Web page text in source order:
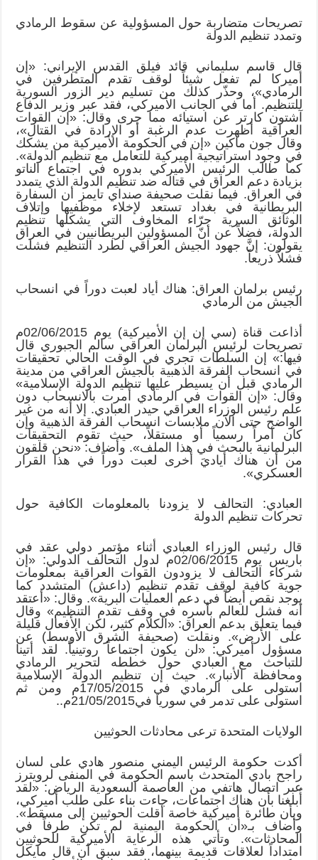
تصريحات متضاربة حول المسؤولية عن سقوط الرمادي
وتمدد تنظيم الدولة
قال قاسم سليماني قائد فيلق القدس الإيراني: «إن
أميركا لم تفعل شيئاً لوقف تقدم المتطرفين في
الرمادي»، وحذّر كذلك من تسليم دير الزور السورية
للتنظيم. أما في الجانب الأميركي، فقد عبر وزير الدفاع
آشتون كارتر عن استيائه مما جرى وقال: «إن القوات
العراقية أظهرت عدم الرغبة أو الإرادة في القتال»،
وقال جون ماكين «إن في الحكومة الأميركية من يشكك
في وجود استراتيجية أميركية للتعامل مع تنظيم الدولة».
كما طالب الرئيس الأميركي بدوره في اجتماع الناتو
بزيادة دعم العراق في قتاله ضد تنظيم الدولة الذي يتمدد
في العراق. فيما نقلت صحيفة صنداي تايمز أن السفارة
البريطانية في بغداد تستعد لإخلاء موظفيها وإتلاف
الوثائق السرية جرّاء المخاوف التي يشكلها تنظيم
الدولة، فضلاً عن أنّ المسؤولين البريطانيين في العراق
يقولون: إنَّ جهود الجيش العراقي لطرد التنظيم فشلت
فشلاً ذريعاً.
رئيس برلمان العراق: هناك أياد لعبت دوراً في انسحاب
الجيش من الرمادي
أذاعت قناة (سي إن إن الأميركية) يوم 02/06/2015م
تصريحات لرئيس البرلمان العراقي سالم الجبوري قال
فيها:» إن السلطات تجري في الوقت الحالي تحقيقات
في انسحاب الفرقة الذهبية بالجيش العراقي من مدينة
الرمادي قبل أن يسيطر عليها تنظيم الدولة الإسلامية»
وقال: «إن القوات في الرمادي أمرت بالانسحاب دون
علم رئيس الوزراء العراقي حيدر العبادي. إلا أنه من غير
الواضح حتى الآن ملابسات انسحاب الفرقة الذهبية وإن
كان أمراً رسمياً أو مستقلاً، حيث تقوم التحقيقات
البرلمانية بالبحث في هذا الملف». وأضاف: «نحن قلقون
من أن هناك أياديَ أخرى لعبت دوراً في هذا القرار
العسكري».
العبادي: التحالف لا يزودنا بالمعلومات الكافية حول
تحركات تنظيم الدولة
قال رئيس الوزراء العبادي أثناء مؤتمر دولي عقد في
باريس يوم 02/06/2015م لدول التحالف الدولي: «إن
شركاء التحالف لا يزودون القوات العراقية بمعلومات
جوية كافية لوقف تقدم تنظيم (داعش) المتشدد كما
يوجد نقص أيضاً في دعم العمليات البرية». وقال: «أعتقد
أنه فشل للعالم بأسره في وقف تقدم التنظيم» وقال
فيما يتعلق بدعم العراق: «الكلام كثير، لكن الأفعال قليلة
على الأرض». ونقلت (صحيفة الشرق الأوسط) عن
مسؤول أميركي: «لن يكون اجتماعاً روتينياً. لقد أتينا
للتباحث مع العبادي حول خططه لتحرير الرمادي
ومحافظة الأنبار». حيث إن تنظيم الدولة الإسلامية
استولى على الرمادي في 17/05/2015م ومن ثم
استولى على تدمر في سوريا في21/05/2015م..
الولايات المتحدة ترعى محادثات الحوثيين
أكدت حكومة الرئيس اليمني منصور هادي على لسان
راجح بادي المتحدث باسم الحكومة في المنفى لرويترز
عبر اتصال هاتفي من العاصمة السعودية الرياض: «لقد
أُبلغنا بأن هناك اجتماعات، جاءت بناء على طلب أميركي،
وبأن طائرة أميركية خاصة أقلت الحوثيين إلى مسقط».
وأضاف بـ«أن الحكومة اليمنية لم تكن طرفاً في
المحادثات». وتأتي هذه الرعاية الأميركية للحوثيين
امتداداً لعلاقات قديمة بينهما، فقد سبق أن قال مايكل